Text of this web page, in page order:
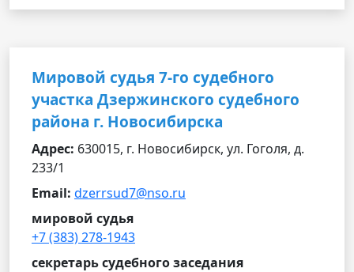
Мировой судья 7-го судебного
участка Дзержинского судебного
района г. Новосибирска
Адрес: 630015, г. Новосибирск, ул. Гоголя, д.
233/1
Email: dzerrsud7@nso.ru
мировой судья
+7 (383) 278-1943
секретарь судебного заседания